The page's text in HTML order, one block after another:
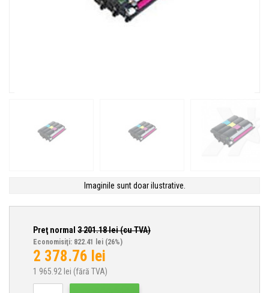
Imaginile sunt doar ilustrative.
Preţ normal 3 201.18lei (cu TVA)
Economisiţi: 822.41 lei (26%)
2 378.76 lei
1 965.92 lei (fără TVA)